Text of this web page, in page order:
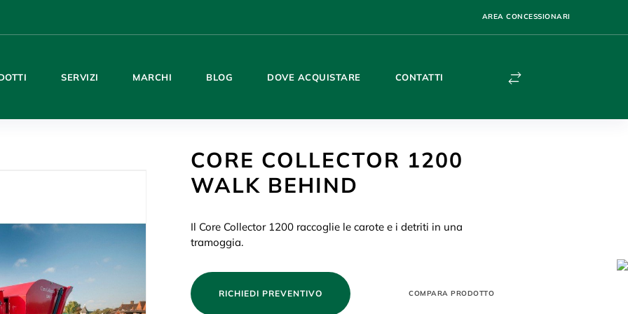
AREA CONCESSIONARI
SERVIZI MARCHI BLOG DOVE ACQUISTARE CONTATTI
CORE COLLECTOR 1200
WALK BEHIND
Il Core Collector 1200 raccoglie le carote e i detriti in una
tramoggia.
RICHIEDI PREVENTIVO